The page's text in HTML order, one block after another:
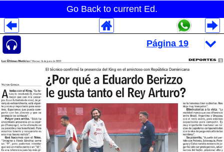
Go Back to current Ed.
Despliegues Analytics
Despliegues Totales
Despliegues por Rubros